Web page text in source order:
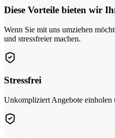
Diese Vorteile bieten wir
Wenn Sie mit uns umziehen
und stressfreier machen.
Stressfrei
Unkompliziert Angebote einholen